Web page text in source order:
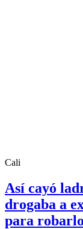
Cali
Así cayó
drogaba a
para